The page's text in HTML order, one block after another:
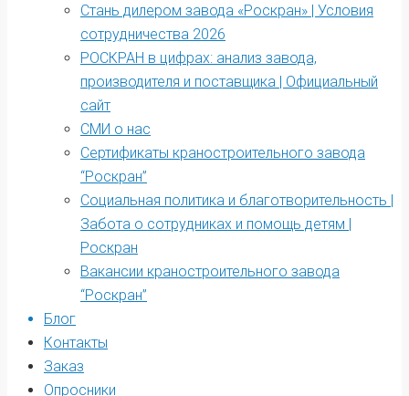
Стань дилером завода «Роскран» | Условия
сотрудничества 2026
РОСКРАН в цифрах: анализ завода,
производителя и поставщика | Официальный
сайт
СМИ о нас
Сертификаты краностроительного завода
“Роскран”
Социальная политика и благотворительность |
Забота о сотрудниках и помощь детям |
Роскран
Вакансии краностроительного завода
“Роскран”
Блог
Контакты
Заказ
Опросники